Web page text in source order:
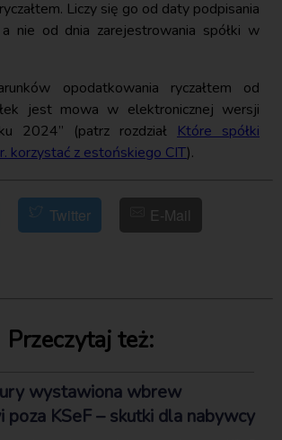
Liczy się go od daty podpisania
nie od dnia zarejestrowania spółki w
opodatkowania ryczałtem od
jest mowa w elektronicznej wersji
2024” (patrz rozdział Które spółki
korzystać z estońskiego CIT).
Twitter E-Mail
Przeczytaj też:
wystawiona wbrew
poza KSeF – skutki dla nabywcy